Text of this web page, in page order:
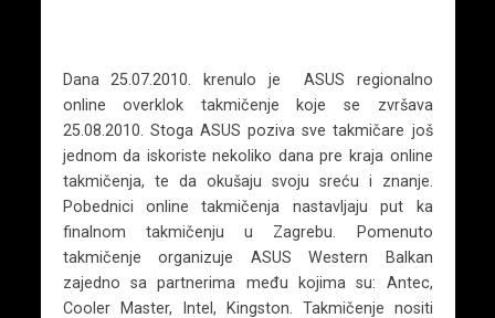
Dana 25.07.2010. krenulo je ASUS regionalno
online overklok takmičenje koje se zvršava
25.08.2010. Stoga ASUS poziva sve takmičare još
jednom da iskoriste nekoliko dana pre kraja online
takmičenja, te da okušaju svoju sreću i znanje.
Pobednici online takmičenja nastavljaju put ka
finalnom takmičenju u Zagrebu. Pomenuto
takmičenje organizuje ASUS Western Balkan
zajedno sa partnerima među kojima su: Antec,
Cooler Master, Intel, Kingston. Takmičenje nositi